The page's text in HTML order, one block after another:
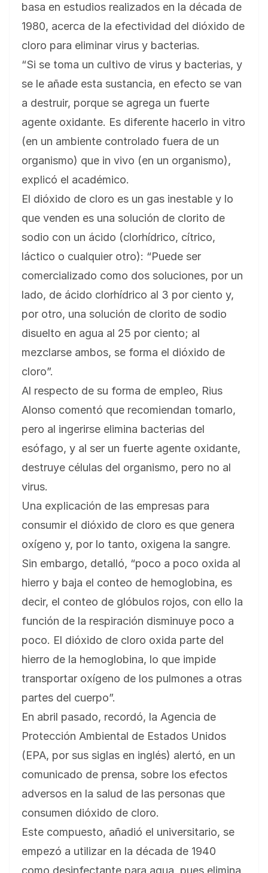
basa en estudios realizados en la década de
1980, acerca de la efectividad del dióxido de
cloro para eliminar virus y bacterias.
“Si se toma un cultivo de virus y bacterias, y
se le añade esta sustancia, en efecto se van
a destruir, porque se agrega un fuerte
agente oxidante. Es diferente hacerlo in vitro
(en un ambiente controlado fuera de un
organismo) que in vivo (en un organismo),
explicó el académico.
El dióxido de cloro es un gas inestable y lo
que venden es una solución de clorito de
sodio con un ácido (clorhídrico, cítrico,
láctico o cualquier otro): “Puede ser
comercializado como dos soluciones, por un
lado, de ácido clorhídrico al 3 por ciento y,
por otro, una solución de clorito de sodio
disuelto en agua al 25 por ciento; al
mezclarse ambos, se forma el dióxido de
cloro”.
Al respecto de su forma de empleo, Rius
Alonso comentó que recomiendan tomarlo,
pero al ingerirse elimina bacterias del
esófago, y al ser un fuerte agente oxidante,
destruye células del organismo, pero no al
virus.
Una explicación de las empresas para
consumir el dióxido de cloro es que genera
oxígeno y, por lo tanto, oxigena la sangre.
Sin embargo, detalló, “poco a poco oxida al
hierro y baja el conteo de hemoglobina, es
decir, el conteo de glóbulos rojos, con ello la
función de la respiración disminuye poco a
poco. El dióxido de cloro oxida parte del
hierro de la hemoglobina, lo que impide
transportar oxígeno de los pulmones a otras
partes del cuerpo”.
En abril pasado, recordó, la Agencia de
Protección Ambiental de Estados Unidos
(EPA, por sus siglas en inglés) alertó, en un
comunicado de prensa, sobre los efectos
adversos en la salud de las personas que
consumen dióxido de cloro.
Este compuesto, añadió el universitario, se
empezó a utilizar en la década de 1940
como desinfectante para agua, pues elimina